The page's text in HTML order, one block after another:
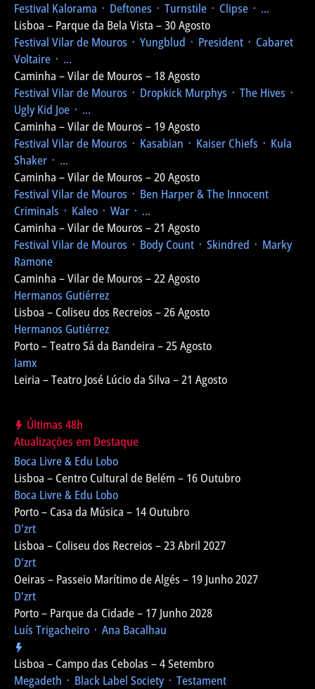
Festival Kalorama ᛫ Deftones ᛫ Turnstile ᛫ Clipse ᛫ ...
Lisboa – Parque da Bela Vista – 30 Agosto
Festival Vilar de Mouros ᛫ Yungblud ᛫ President ᛫ Cabaret
Voltaire ᛫ ...
Caminha – Vilar de Mouros – 18 Agosto
Festival Vilar de Mouros ᛫ Dropkick Murphys ᛫ The Hives ᛫
Ugly Kid Joe ᛫ ...
Caminha – Vilar de Mouros – 19 Agosto
Festival Vilar de Mouros ᛫ Kasabian ᛫ Kaiser Chiefs ᛫ Kula
Shaker ᛫ ...
Caminha – Vilar de Mouros – 20 Agosto
Festival Vilar de Mouros ᛫ Ben Harper & The Innocent
Criminals ᛫ Kaleo ᛫ War ᛫ ...
Caminha – Vilar de Mouros – 21 Agosto
Festival Vilar de Mouros ᛫ Body Count ᛫ Skindred ᛫ Marky
Ramone
Caminha – Vilar de Mouros – 22 Agosto
Hermanos Gutiérrez
Lisboa – Coliseu dos Recreios – 26 Agosto
Hermanos Gutiérrez
Porto – Teatro Sá da Bandeira – 25 Agosto
Iamx
Leiria – Teatro José Lúcio da Silva – 21 Agosto
Últimas 48h
Atualizações em Destaque
Boca Livre & Edu Lobo
Lisboa – Centro Cultural de Belém – 16 Outubro
Boca Livre & Edu Lobo
Porto – Casa da Música – 14 Outubro
D'zrt
Lisboa – Coliseu dos Recreios – 23 Abril 2027
D'zrt
Oeiras – Passeio Marítimo de Algés – 19 Junho 2027
D'zrt
Porto – Parque da Cidade – 17 Junho 2028
Luís Trigacheiro ᛫ Ana Bacalhau
Lisboa – Campo das Cebolas – 4 Setembro
Megadeth ᛫ Black Label Society ᛫ Testament